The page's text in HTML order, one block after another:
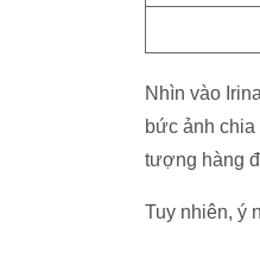
Nhìn vào
bức ảnh
tượng hàng
Tuy nhiên, ý